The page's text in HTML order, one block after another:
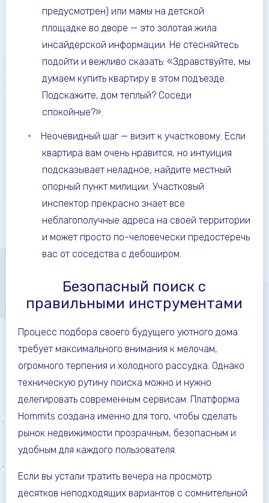
предусмотрен) или мамы на детской
площадке во дворе — это золотая жила
инсайдерской информации. Не стесняйтесь
подойти и вежливо сказать: «Здравствуйте, мы
думаем купить квартиру в этом подъезде.
Подскажите, дом теплый? Соседи
спокойные?».
Неочевидный шаг — визит к участковому. Если
квартира вам очень нравится, но интуиция
подсказывает неладное, найдите местный
опорный пункт милиции. Участковый
инспектор прекрасно знает все
неблагополучные адреса на своей территории
и может просто по-человечески предостеречь
вас от соседства с дебоширом.
Безопасный поиск с
правильными инструментами
Процесс подбора своего будущего уютного дома
требует максимального внимания к мелочам,
огромного терпения и холодного рассудка. Однако
техническую рутину поиска можно и нужно
делегировать современным сервисам. Платформа
Hommits создана именно для того, чтобы сделать
рынок недвижимости прозрачным, безопасным и
удобным для каждого пользователя.
Если вы устали тратить вечера на просмотр
десятков неподходящих вариантов с сомнительной